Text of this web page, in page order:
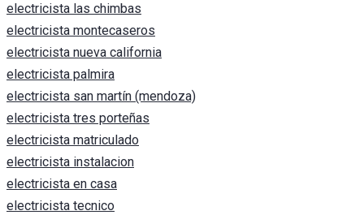
electricista las chimbas
electricista montecaseros
electricista nueva california
electricista palmira
electricista san martín (mendoza)
electricista tres porteñas
electricista matriculado
electricista instalacion
electricista en casa
electricista tecnico